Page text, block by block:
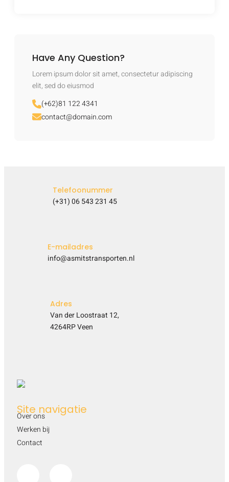
Have Any Question?
Lorem ipsum dolor sit amet, consectetur adipiscing
elit, sed do eiusmod
(+62)81 122 4341
contact@domain.com
Telefoonummer
(+31) 06 543 231 45
E-mailadres
info@asmitstransporten.nl
Adres
Van der Loostraat 12,
4264RP Veen
Site navigatie
Over ons
Werken bij
Contact